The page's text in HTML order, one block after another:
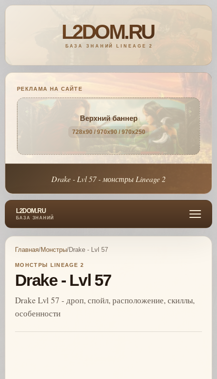
РЕКЛАМА НА САЙТЕ
Верхний баннер
728x90 / 970x90 / 970x250
Drake - Lvl 57 - монстры Lineage 2
L2DOM.RU
БАЗА ЗНАНИЙ
Главная/Монстры/Drake - Lvl 57
МОНСТРЫ LINEAGE 2
Drake - Lvl 57
Drake Lvl 57 - дроп, спойл, расположение, скиллы,
особенности